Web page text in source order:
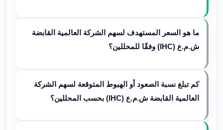
ما هو السعر المستهدف لسهم الشركة العالمية القابضة
ش.م.ع (IHC) وفقًا للمحللين؟
كم تبلغ نسبة الصعود أو الهبوط المتوقعة لسهم الشركة
العالمية القابضة ش.م.ع (IHC) بحسب المحللين؟